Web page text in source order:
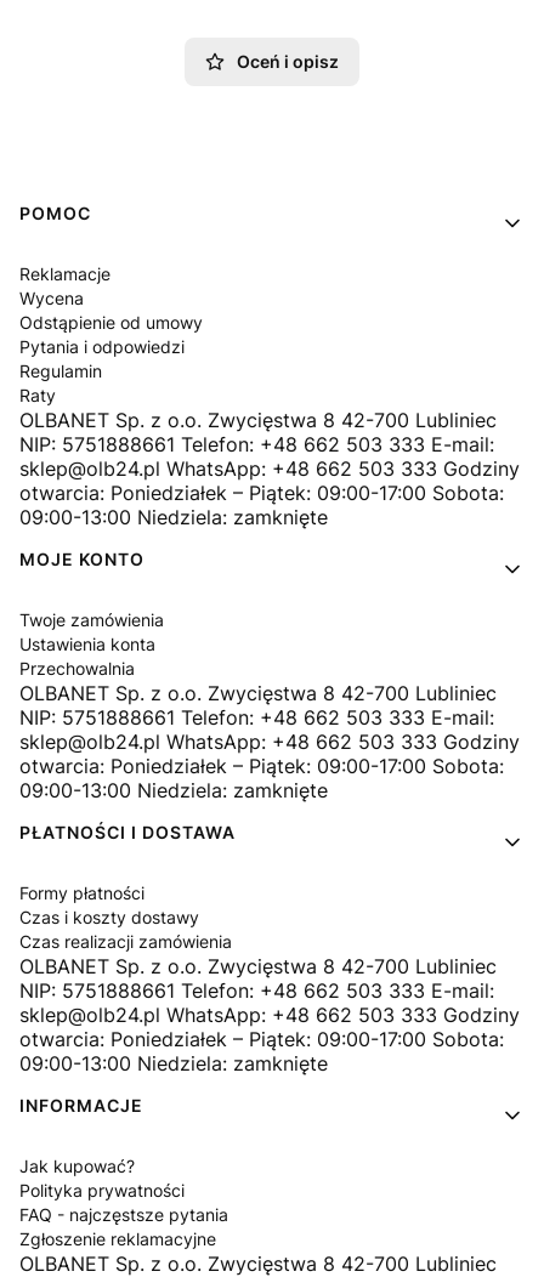
Oceń i opisz
Linki w stopce
POMOC
Reklamacje
Wycena
Odstąpienie od umowy
Pytania i odpowiedzi
Regulamin
Raty
OLBANET Sp. z o.o. Zwycięstwa 8 42-700 Lubliniec
NIP: 5751888661 Telefon: +48 662 503 333 E-mail:
sklep@olb24.pl WhatsApp: +48 662 503 333 Godziny
otwarcia: Poniedziałek – Piątek: 09:00-17:00 Sobota:
09:00-13:00 Niedziela: zamknięte
MOJE KONTO
Twoje zamówienia
Ustawienia konta
Przechowalnia
OLBANET Sp. z o.o. Zwycięstwa 8 42-700 Lubliniec
NIP: 5751888661 Telefon: +48 662 503 333 E-mail:
sklep@olb24.pl WhatsApp: +48 662 503 333 Godziny
otwarcia: Poniedziałek – Piątek: 09:00-17:00 Sobota:
09:00-13:00 Niedziela: zamknięte
PŁATNOŚCI I DOSTAWA
Formy płatności
Czas i koszty dostawy
Czas realizacji zamówienia
OLBANET Sp. z o.o. Zwycięstwa 8 42-700 Lubliniec
NIP: 5751888661 Telefon: +48 662 503 333 E-mail:
sklep@olb24.pl WhatsApp: +48 662 503 333 Godziny
otwarcia: Poniedziałek – Piątek: 09:00-17:00 Sobota:
09:00-13:00 Niedziela: zamknięte
INFORMACJE
Jak kupować?
Polityka prywatności
FAQ - najczęstsze pytania
Zgłoszenie reklamacyjne
OLBANET Sp. z o.o. Zwycięstwa 8 42-700 Lubliniec